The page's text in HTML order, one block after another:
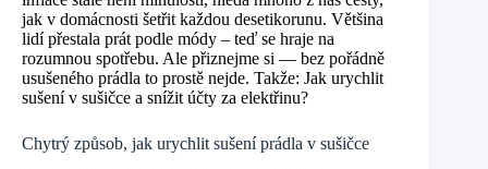
jak v domácnosti šetřit každou desetikorunu. Většina
lidí přestala prát podle módy – teď se hraje na
rozumnou spotřebu. Ale přiznejme si — bez pořádně
usušeného prádla to prostě nejde. Takže: Jak urychlit
sušení v sušičce a snížit účty za elektřinu?
Chytrý způsob, jak urychlit sušení prádla v sušičce